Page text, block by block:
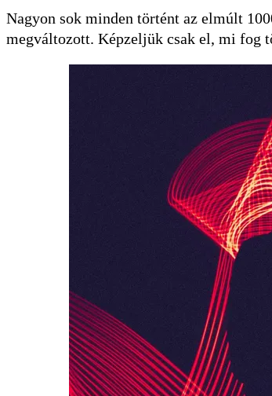
Nagyon sok minden történt az elmúlt
megváltozott. Képzeljük csak el, mi fog